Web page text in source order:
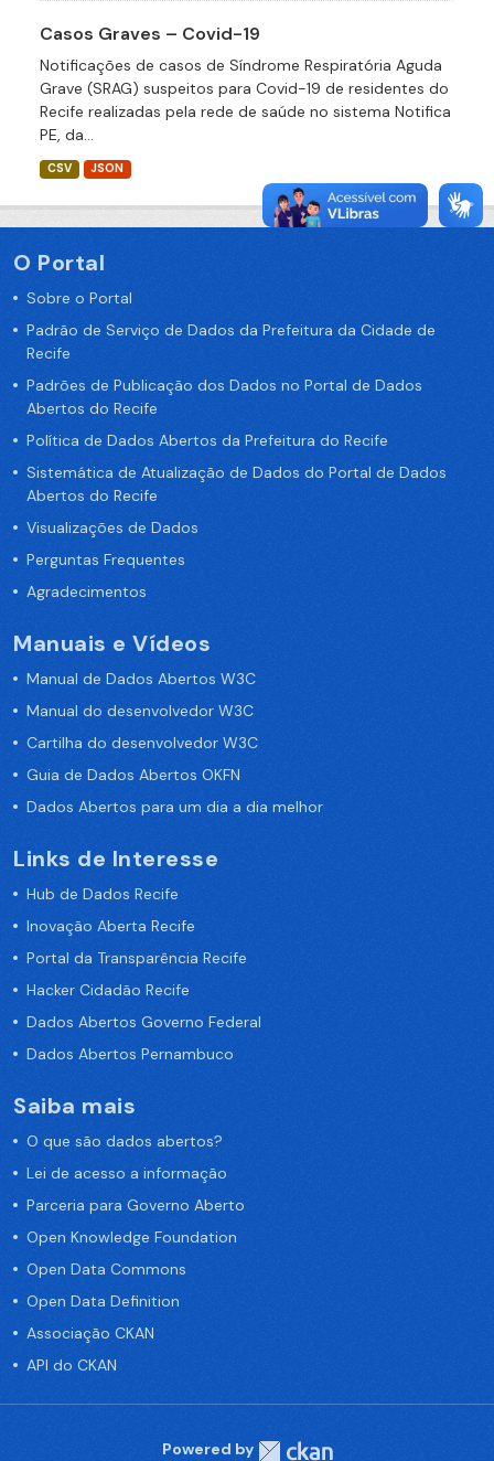
Casos Graves – Covid-19
Notificações de casos de Síndrome Respiratória Aguda
Grave (SRAG) suspeitos para Covid-19 de residentes do
Recife realizadas pela rede de saúde no sistema Notifica
PE, da...
CSV JSON
O Portal
Sobre o Portal
Padrão de Serviço de Dados da Prefeitura da Cidade de
Recife
Padrões de Publicação dos Dados no Portal de Dados
Abertos do Recife
Política de Dados Abertos da Prefeitura do Recife
Sistemática de Atualização de Dados do Portal de Dados
Abertos do Recife
Visualizações de Dados
Perguntas Frequentes
Agradecimentos
Manuais e Vídeos
Manual de Dados Abertos W3C
Manual do desenvolvedor W3C
Cartilha do desenvolvedor W3C
Guia de Dados Abertos OKFN
Dados Abertos para um dia a dia melhor
Links de Interesse
Hub de Dados Recife
Inovação Aberta Recife
Portal da Transparência Recife
Hacker Cidadão Recife
Dados Abertos Governo Federal
Dados Abertos Pernambuco
Saiba mais
O que são dados abertos?
Lei de acesso a informação
Parceria para Governo Aberto
Open Knowledge Foundation
Open Data Commons
Open Data Definition
Associação CKAN
API do CKAN
Powered by